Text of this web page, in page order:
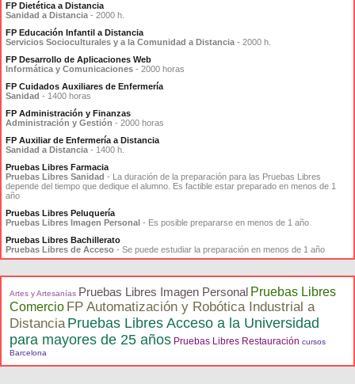
FP Dietética a Distancia
Sanidad a Distancia - 2000 h.
FP Educación Infantil a Distancia
Servicios Socioculturales y a la Comunidad a Distancia - 2000 h.
FP Desarrollo de Aplicaciones Web
Informática y Comunicaciones - 2000 horas
FP Cuidados Auxiliares de Enfermería
Sanidad - 1400 horas
FP Administración y Finanzas
Administración y Gestión - 2000 horas
FP Auxiliar de Enfermería a Distancia
Sanidad a Distancia - 1400 h.
Pruebas Libres Farmacia
Pruebas Libres Sanidad - La duración de la preparación para las Pruebas Libres
depende del tiempo que dedique el alumno. Es factible estar preparado en menos de 1
año
Pruebas Libres Peluquería
Pruebas Libres Imagen Personal - Es posible prepararse en menos de 1 año
Pruebas Libres Bachillerato
Pruebas Libres de Acceso - Se puede estudiar la preparación en menos de 1 año
Artes y Artesanías Pruebas Libres Imagen Personal Pruebas Libres
Comercio FP Automatización y Robótica Industrial a
Distancia Pruebas Libres Acceso a la Universidad
para mayores de 25 años Pruebas Libres Restauración cursos
Barcelona